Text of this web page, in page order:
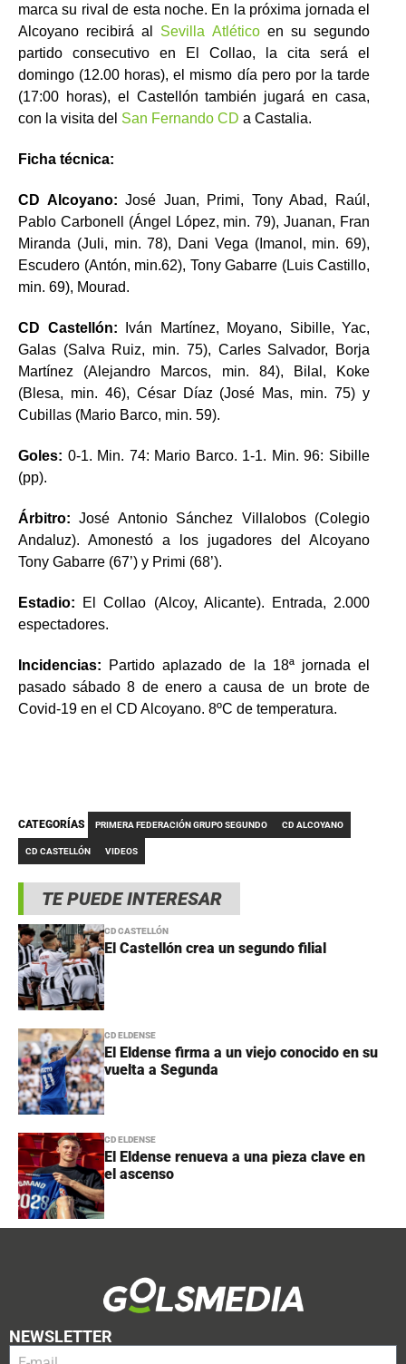
TE PUEDE INTERESAR
CD CASTELLÓN
El Castellón crea un segundo filial
CD ELDENSE
El Eldense firma a un viejo conocido en su
vuelta a Segunda
CD ELDENSE
El Eldense renueva a una pieza clave en
el ascenso
marca su rival de esta noche. En la próxima jornada el
Alcoyano recibirá al Sevilla Atléticoen su segundo
partido consecutivo en El Collao, la cita será el
domingo (12.00 horas), el mismo día pero por la tarde
(17:00 horas), el Castellón también jugará en casa,
con la visita del San Fernando CD a Castalia.
Ficha técnica:
CD Alcoyano: José Juan, Primi, Tony Abad, Raúl,
Pablo Carbonell (Ángel López, min. 79), Juanan, Fran
Miranda (Juli, min. 78), Dani Vega (Imanol, min. 69),
Escudero (Antón, min.62), Tony Gabarre (Luis Castillo,
min. 69), Mourad.
CD Castellón: Iván Martínez, Moyano, Sibille, Yac,
Galas (Salva Ruiz, min. 75), Carles Salvador, Borja
Martínez (Alejandro Marcos, min. 84), Bilal, Koke
(Blesa, min. 46), César Díaz (José Mas, min. 75) y
Cubillas (Mario Barco, min. 59).
Goles: 0-1. Min. 74: Mario Barco. 1-1. Min. 96: Sibille
(pp).
Árbitro: José Antonio Sánchez Villalobos (Colegio
Andaluz). Amonestó a los jugadores del Alcoyano
Tony Gabarre (67’) y Primi (68’).
Estadio:
El Collao (Alcoy, Alicante). Entrada, 2.000
espectadores.
Incidencias:
Partido aplazado de la 18ª jornada el
pasado sábado 8 de enero a causa de un brote de
Covid-19 en el CD Alcoyano. 8ºC de temperatura.
CATEGORÍAS PRIMERA FEDERACIÓN GRUPO SEGUNDO CD ALCOYANO
CD CASTELLÓN VIDEOS
NEWSLETTER